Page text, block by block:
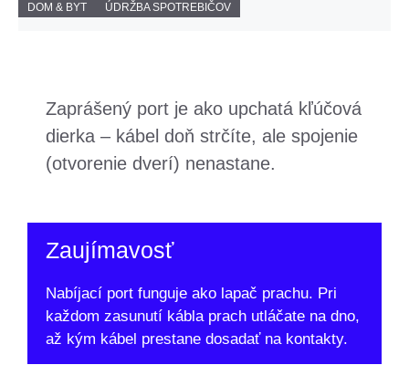
DOM & BYT ÚDRŽBA SPOTREBIČOV
Zaprášený port je ako upchatá kľúčová
dierka – kábel doň strčíte, ale spojenie
(otvorenie dverí) nenastane.
Zaujímavosť
Nabíjací port funguje ako lapač prachu. Pri
každom zasunutí kábla prach utláčate na dno,
až kým kábel prestane dosadať na kontakty.